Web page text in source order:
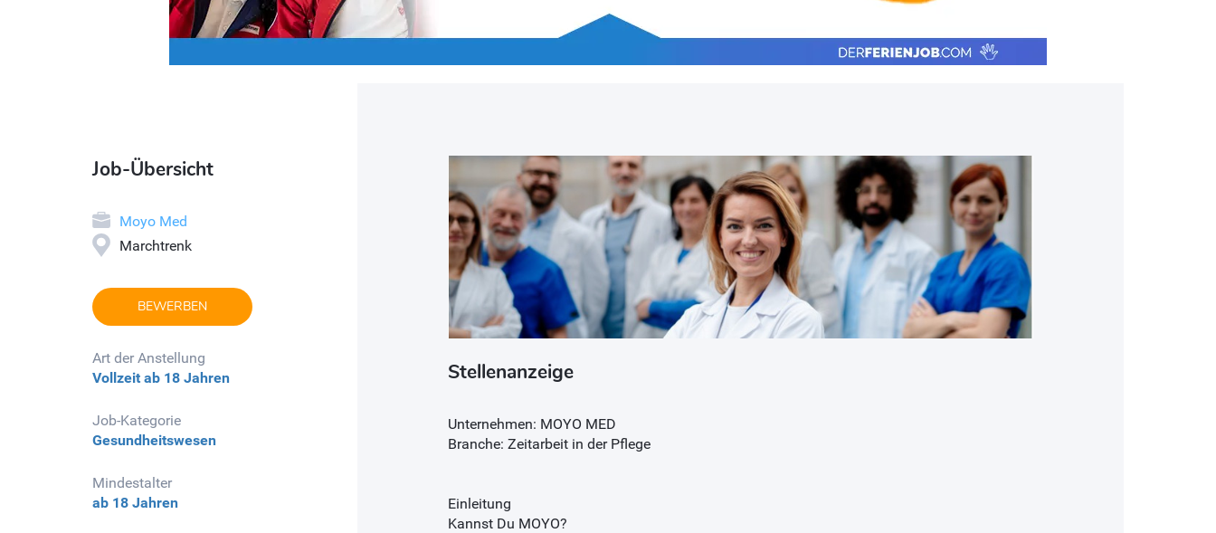
Job-Übersicht
Moyo Med
Marchtrenk
BEWERBEN
Art der Anstellung
Vollzeit ab 18 Jahren
Job-Kategorie
Gesundheitswesen
Mindestalter
ab 18 Jahren
Stellenanzeige
Unternehmen: MOYO MED
Branche: Zeitarbeit in der Pflege
Einleitung
Kannst Du MOYO?